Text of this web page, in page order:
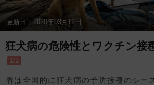
更新日：2020年03月12日
狂犬病の危険性とワクチン接
1/2
春は全国的に狂犬病の予防接種のシー